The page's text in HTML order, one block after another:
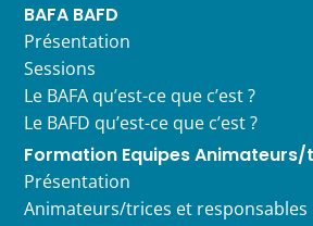
BAFA BAFD
Présentation
Sessions
Le BAFA qu’est-ce que c’est ?
Le BAFD qu’est-ce que c’est ?
Formation Equipes
Présentation
Animateurs/trices et responsables